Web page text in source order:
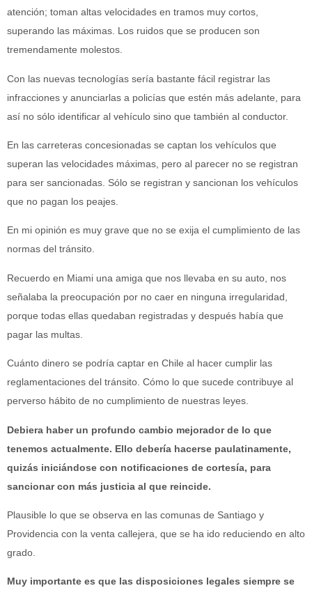
atención; toman altas velocidades en tramos muy cortos,
superando las máximas. Los ruidos que se producen son
tremendamente molestos.
Con las nuevas tecnologías sería bastante fácil registrar las
infracciones y anunciarlas a policías que estén más adelante, para
así no sólo identificar al vehículo sino que también al conductor.
En las carreteras concesionadas se captan los vehículos que
superan las velocidades máximas, pero al parecer no se registran
para ser sancionadas. Sólo se registran y sancionan los vehículos
que no pagan los peajes.
En mi opinión es muy grave que no se exija el cumplimiento de las
normas del tránsito.
Recuerdo en Miami una amiga que nos llevaba en su auto, nos
señalaba la preocupación por no caer en ninguna irregularidad,
porque todas ellas quedaban registradas y después había que
pagar las multas.
Cuánto dinero se podría captar en Chile al hacer cumplir las
reglamentaciones del tránsito. Cómo lo que sucede contribuye al
perverso hábito de no cumplimiento de nuestras leyes.
Debiera haber un profundo cambio mejorador de lo que
tenemos actualmente. Ello debería hacerse paulatinamente,
quizás iniciándose con notificaciones de cortesía, para
sancionar con más justicia al que reincide.
Plausible lo que se observa en las comunas de Santiago y
Providencia con la venta callejera, que se ha ido reduciendo en alto
grado.
Muy importante es que las disposiciones legales siempre se